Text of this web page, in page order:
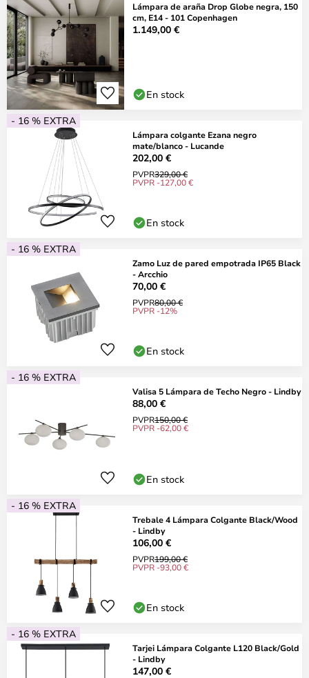
Lámpara de araña Drop Globe negra, 150
cm, E14 - 101 Copenhagen
1.149,00 €
En stock
- 16 % EXTRA
Lámpara colgante Ezana negro
mate/blanco - Lucande
202,00 €
PVPR329,00 €
PVPR -127,00 €
En stock
- 16 % EXTRA
Zamo Luz de pared empotrada IP65 Black
- Arcchio
70,00 €
PVPR80,00 €
PVPR -12%
En stock
- 16 % EXTRA
Valisa 5 Lámpara de Techo Negro - Lindby
88,00 €
PVPR150,00 €
PVPR -62,00 €
En stock
- 16 % EXTRA
Trebale 4 Lámpara Colgante Black/Wood
- Lindby
106,00 €
PVPR199,00 €
PVPR -93,00 €
En stock
- 16 % EXTRA
Tarjei Lámpara Colgante L120 Black/Gold
- Lindby
147,00 €